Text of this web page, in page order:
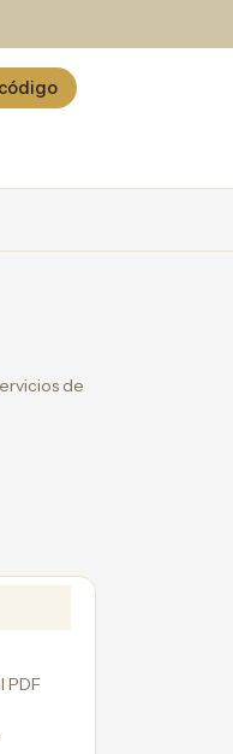
de
PDF